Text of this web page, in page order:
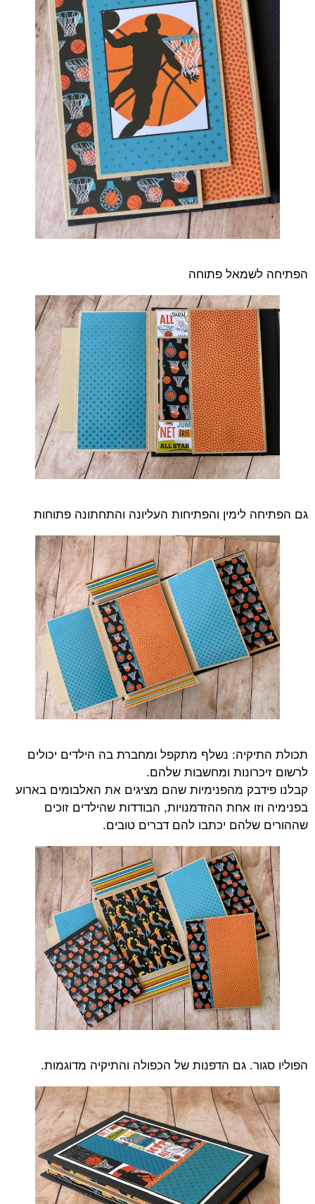
הפתיחה לשמאל פתוחה
גם הפתיחה לימין והפתיחות העליונה והתחתונה פתוחות
תכולת התיקיה: נשלף מתקפל ומחברת בה הילדים יכולים
לרשום זיכרונות ומחשבות שלהם.
קבלנו פידבק מהפנימיות שהם מציגים את האלבומים בארוע
בפנימיה וזו אחת ההזדמנויות, הבודדות שהילדים זוכים
שההורים שלהם יכתבו להם דברים טובים.
הפוליו סגור. גם הדפנות של הכפולה והתיקיה מדוגמות.